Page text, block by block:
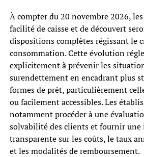
À compter du 20 novembre 2026,
facilité de caisse et de découvert
dispositions complètes régissant le
consommation. Cette évolution
explicitement à prévenir les
surendettement en encadrant plus
formes de prêt, particulièrement
ou facilement accessibles. Les
notamment procéder à une
solvabilité des clients et fournir
transparente sur les coûts, le taux
et les modalités de remboursement.